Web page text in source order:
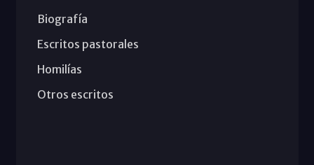
Biografía
Escritos pastorales
Homilías
Otros escritos